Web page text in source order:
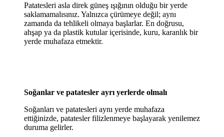
Patatesleri asla direk güneş ışığının olduğu bir yerde
saklamamalısınız. Yalnızca çürümeye değil; aynı
zamanda da tehlikeli olmaya başlarlar. En doğrusu,
ahşap ya da plastik kutular içerisinde, kuru, karanlık bir
yerde muhafaza etmektir.
Soğanlar ve patatesler ayrı yerlerde olmalı
Soğanları ve patatesleri aynı yerde muhafaza
ettiğinizde, patatesler filizlenmeye başlayarak yenilemez
duruma gelirler.